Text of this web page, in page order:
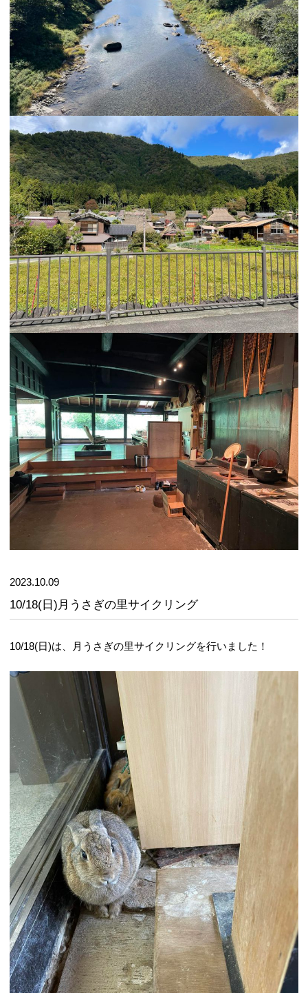
2023.10.09
10/18(日)月うさぎの里サイクリング
10/18(日)は、月うさぎの里サイクリングを行いました！